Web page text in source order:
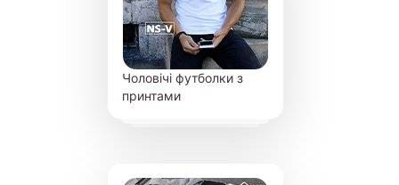
Чоловічі футболки з
принтами